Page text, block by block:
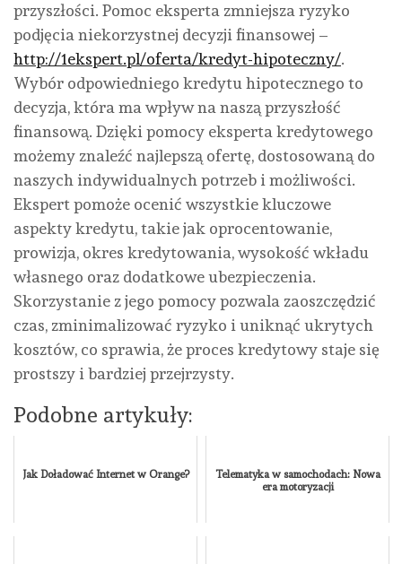
przyszłości. Pomoc eksperta zmniejsza ryzyko
podjęcia niekorzystnej decyzji finansowej –
http://1ekspert.pl/oferta/kredyt-hipoteczny/.
Wybór odpowiedniego kredytu hipotecznego to
decyzja, która ma wpływ na naszą przyszłość
finansową. Dzięki pomocy eksperta kredytowego
możemy znaleźć najlepszą ofertę, dostosowaną do
naszych indywidualnych potrzeb i możliwości.
Ekspert pomoże ocenić wszystkie kluczowe
aspekty kredytu, takie jak oprocentowanie,
prowizja, okres kredytowania, wysokość wkładu
własnego oraz dodatkowe ubezpieczenia.
Skorzystanie z jego pomocy pozwala zaoszczędzić
czas, zminimalizować ryzyko i uniknąć ukrytych
kosztów, co sprawia, że proces kredytowy staje się
prostszy i bardziej przejrzysty.
Podobne artykuły:
Jak Doładować Internet w Orange?
Telematyka w samochodach: Nowa
era motoryzacji